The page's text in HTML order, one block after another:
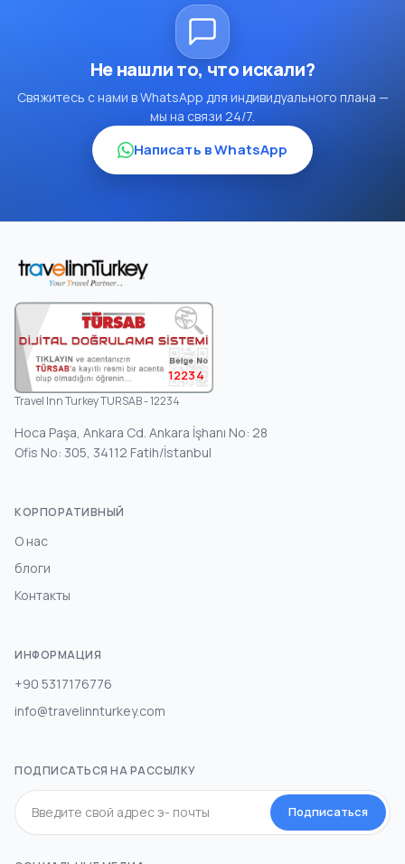
Не нашли то, что искали?
Свяжитесь с нами в WhatsApp для индивидуального плана —
мы на связи 24/7.
Написать в WhatsApp
12234
Travel Inn Turkey TURSAB - 12234
Hoca Paşa, Ankara Cd. Ankara İşhanı No: 28
Ofis No: 305, 34112 Fatih/İstanbul
КОРПОРАТИВНЫЙ
О нас
блоги
Контакты
ИНФОРМАЦИЯ
+90 5317176776
info@travelinnturkey.com
ПОДПИСАТЬСЯ НА РАССЫЛКУ
Подписаться